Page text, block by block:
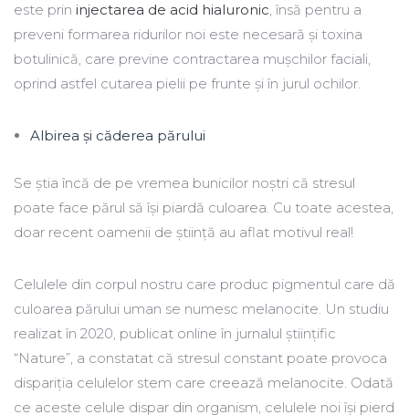
este prin injectarea de acid hialuronic, însă pentru a
preveni formarea ridurilor noi este necesară și toxina
botulinică, care previne contractarea mușchilor faciali,
oprind astfel cutarea pielii pe frunte și în jurul ochilor.
Albirea și căderea părului
Se știa încă de pe vremea bunicilor noștri că stresul
poate face părul să își piardă culoarea. Cu toate acestea,
doar recent oamenii de știință au aflat motivul real!
Celulele din corpul nostru care produc pigmentul care dă
culoarea părului uman se numesc melanocite. Un studiu
realizat în 2020, publicat online în jurnalul științific
“Nature”, a constatat că stresul constant poate provoca
dispariția celulelor stem care creează melanocite. Odată
ce aceste celule dispar din organism, celulele noi își pierd